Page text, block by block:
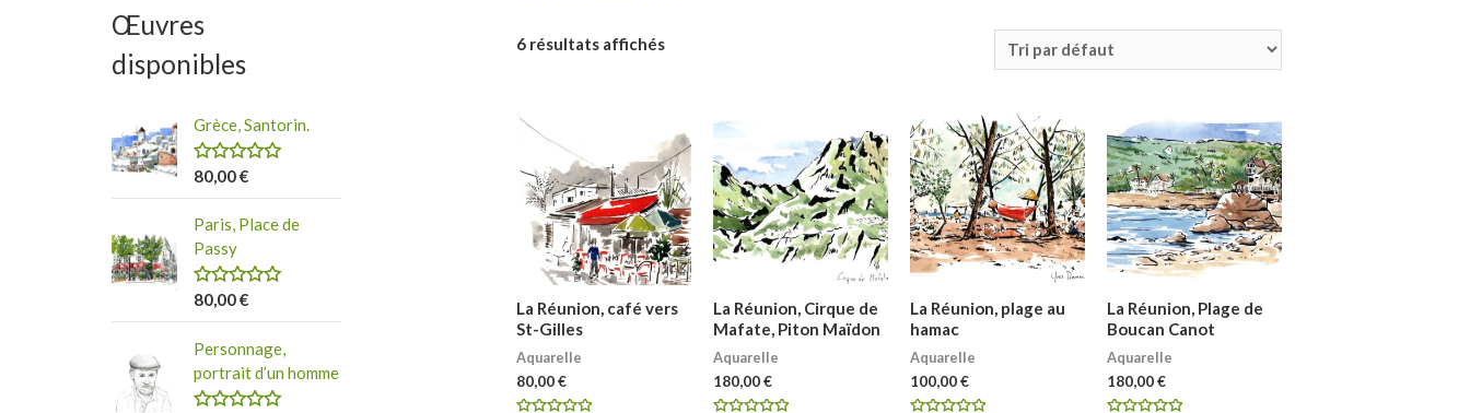
r
c
e
p
o
u
r
Œuvres
disponibles
Grèce, Santorin.
N
e
0
s
u
5
80,00€
Paris, Place de
Passy
N
e
s
u
80,00€
Personnage,
portrait d’un homme
6 résultats affichés
La Réunion, café vers
St-Gilles
Aquarelle
80,00€
La Réunion, Cirque de
Mafate, Piton Maïdon
Aquarelle
180,00€
La Réunion, plage au
hamac
Aquarelle
100,00€
La Réunion, Plage de
Boucan Canot
Aquarelle
180,00€